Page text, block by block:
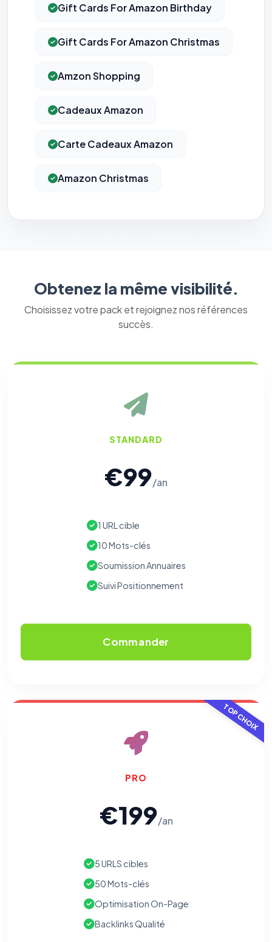
Gift Cards For Amazon Birthday
Gift Cards For Amazon Christmas
Amzon Shopping
Cadeaux Amazon
Carte Cadeaux Amazon
Amazon Christmas
Obtenez la même visibilité.
Choisissez votre pack et rejoignez nos références
succès.
STANDARD
€99/an
1 URL cible
10 Mots-clés
Soumission Annuaires
Suivi Positionnement
Commander
TOP CHOIX
PRO
€199/an
5 URLS cibles
50 Mots-clés
Optimisation On-Page
Backlinks Qualité